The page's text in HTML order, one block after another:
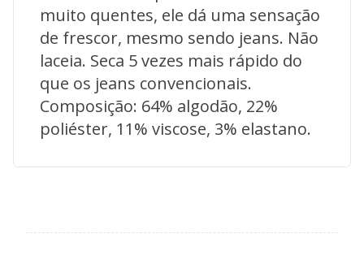
muito quentes, ele dá uma sensação
de frescor, mesmo sendo jeans. Não
laceia. Seca 5 vezes mais rápido do
que os jeans convencionais.
Composição: 64% algodão, 22%
poliéster, 11% viscose, 3% elastano.